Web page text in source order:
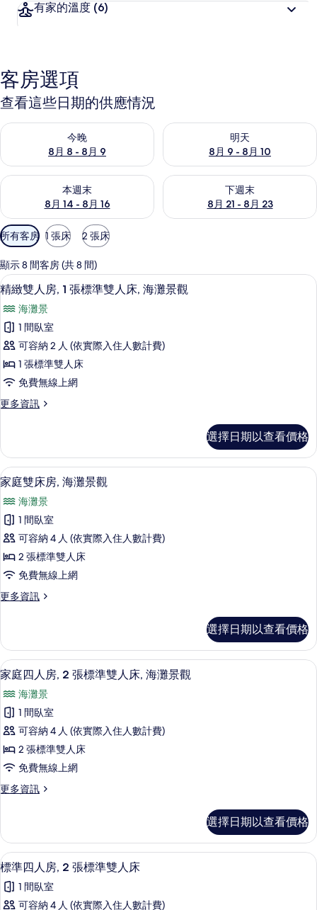
有家的溫度 (6)
客房選項
查看這些日期的供應情況
今晚
8月 8 - 8月 9
查看今晚 (8月 8 - 8月 9) 的供應情況
明天
8月 9 - 8月 10
查看明天 (8月 9 - 8月 10) 的供
本週末
8月 14 - 8月 16
查看本週末 (8月 14 - 8月 16) 的供應情況
下週末
8月 21 - 8月 23
查看下週末 (8月 21 - 8月 23)
可
用
的
客
房
篩
選
條
所有客房 1 張床 2 張床
顯示 8 間客房 (共 8 間)
顯
精
緻
雙
人
1
標
準
雙
人
床,
海
灘
景
觀
有
相
片
精緻雙人房, 1 張標準雙人床, 海灘景
7
精緻雙人房, 1 張標準雙人床, 海灘景觀
海灘景
1 間臥室
可容納 2 人 (依實際入住人數計費)
1 張標準雙人床
免費無線上網
更多資訊
更
雙
人
房,
張
標
準
雙
人
床,
海
灘
詳
情
選擇日期以查看價格
顯
示
家
庭
雙
床
海
景
觀
的
所
有
相
片
家庭雙床房, 海灘景觀 | 書桌、隔音、
3
家庭雙床房, 海灘景觀
海灘景
1 間臥室
可容納 4 人 (依實際入住人數計費)
2 張標準雙人床
免費無線上網
更多資訊
更
雙
床
房,
海
灘
景
觀
的
詳
情
選擇日期以查看價格
顯
示
家
庭
四
人
2
標
準
雙
人
床,
家庭四人房, 2 張標準雙人床, 海灘景
3
家庭四人房, 2 張標準雙人床, 海灘景觀
海灘景
1 間臥室
可容納 4 人 (依實際入住人數計費)
2 張標準雙人床
免費無線上網
更多資訊
更
四
人
房,
張
標
選擇日期以查看價格
顯
示
標
標準四人房, 2 張標準雙人床 | 書桌、
4
標準四人房, 2 張標準雙人床
1 間臥室
可容納 4 人 (依實際入住人數計費)